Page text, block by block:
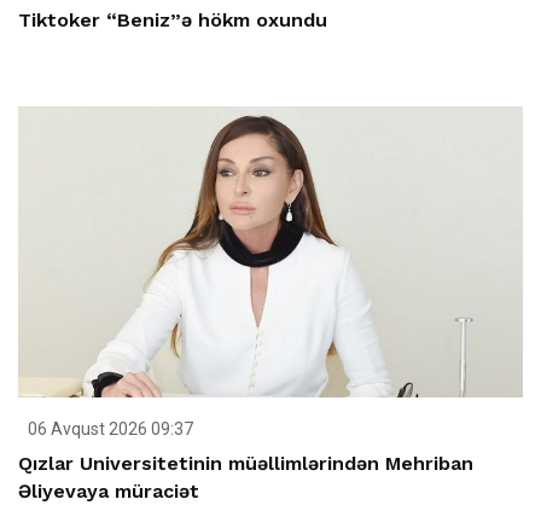
Tiktoker “Beniz”ə hökm oxundu
06 Avqust 2026 09:37
Qızlar Universitetinin müəllimlərindən Mehriban
Əliyevaya müraciət